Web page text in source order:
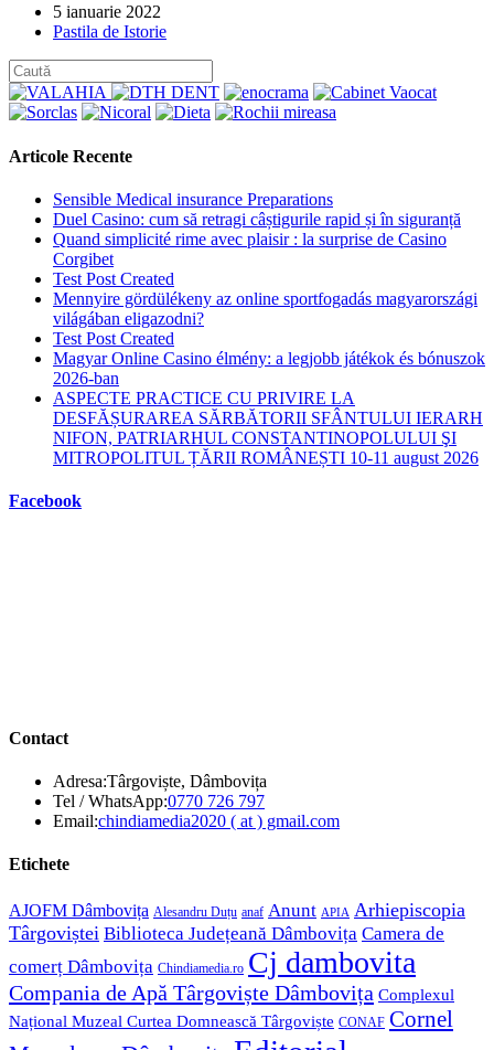
Post
published:
5 ianuarie 2022
Post
Pastila de Istorie
Articole Recente
Sensible Medical insurance Preparations
Duel Casino: cum să retragi câștigurile rapid și în siguranță
Quand simplicité rime avec plaisir : la surprise de Casino
Corgibet
Test Post Created
Mennyire gördülékeny az online sportfogadás magyarországi
világában eligazodni?
Test Post Created
Magyar Online Casino élmény: a legjobb játékok és bónuszok
2026-ban
ASPECTE PRACTICE CU PRIVIRE LA
DESFĂȘURAREA SĂRBĂTORII SFÂNTULUI IERARH
NIFON, PATRIARHUL CONSTANTINOPOLULUI ŞI
MITROPOLITUL ȚĂRII ROMÂNEȘTI 10-11 august 2026
Facebook
Contact
Adresa:Târgoviște, Dâmbovița
Tel / WhatsApp:0770 726 797Opens
in
Email:chindiamedia2020 ( at ) gmail.comOpens
Etichete
AJOFM Dâmbovița Alesandru Duțu anaf Anunt APIA Arhiepiscopia
Târgoviștei Biblioteca Județeană Dâmbovița Camera de
comerț Dâmbovița Chindiamedia.ro Cj dambovita
Compania de Apă Târgoviște Dâmbovița Complexul
Național Muzeal Curtea Domnească Târgoviște CONAF Cornel